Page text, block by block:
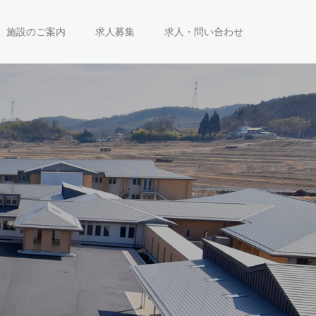
施設のご案内 求人募集 求人・問い合わせ